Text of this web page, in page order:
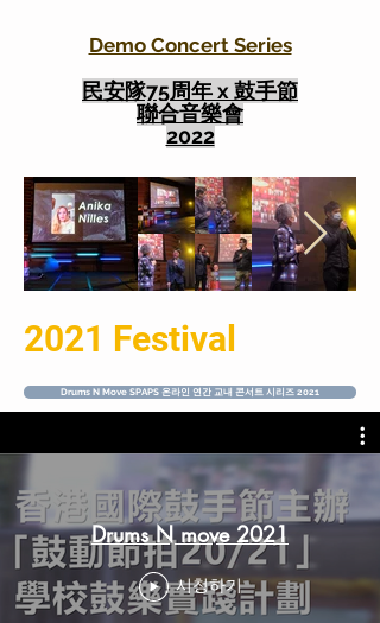
1/7/23 午後2時 @沙田タウン
ホール講堂
コンペティション
2023
第8回「香港国際ドラマーフ
ェスティバル」
日本と米国から2人の巨匠
ジャズフュージョンドラマー
の神保彰とスネアドラマーの
ジェフ・クイーンが7月に香
港で公演
第5回アジア太平洋ドラマー
コンペティションが明日の伝
準優勝：张馨予（天津市）
準優勝：杨博涵 （天津市）
カテゴリ 5: アジア太平洋地
域プロフェッショナル スネ
ア部門 (アジア太平洋地域の
ドラマーなら誰でも参加可能
- 年齢制限なし) (APOS)
🏆チャンピオン: 李欣悦 (天津
市)
準優勝：楊城（深圳市）
準優勝：陈予之（深圳市）
ムセット部門 (香港居住者の
み対象、12 歳以下の若者)
🏆チャンピオン: 莊派
CHONG PAI
準優勝：程日升 CHING YAT
SING
2位：江欣妍 JIANG XINYAN
Demo Concert Series
​民安隊75周年 x 鼓手節
聯合音樂會
2022
2021 Festival
Drums N Move SPAPS 온라인 연간 교내 콘서트 시리즈 2021
Drums N move 2021
시청하기